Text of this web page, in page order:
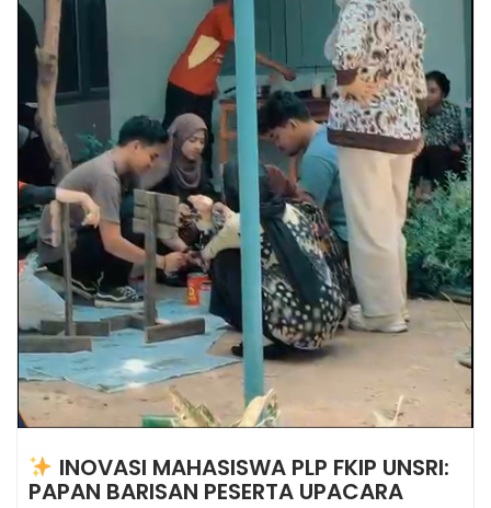
INOVASI MAHASISWA PLP FKIP UNSRI:
PAPAN BARISAN PESERTA UPACARA